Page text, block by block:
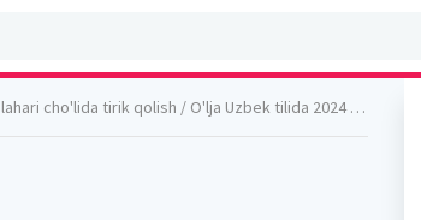
qolish / O'lja Uzbek tilida 2024 O'zbekcha tarjima kino Full HD skachat